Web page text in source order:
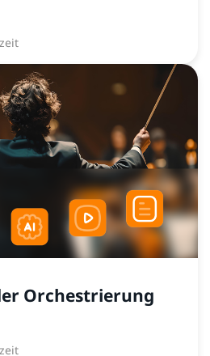
Orchestrierung